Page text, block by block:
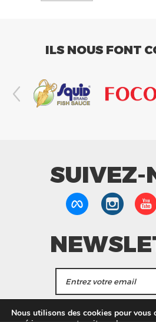
ILS NOUS FONT
SUIVEZ-
J'accepte de recevoir
Nous utilisons des cookies pour vous